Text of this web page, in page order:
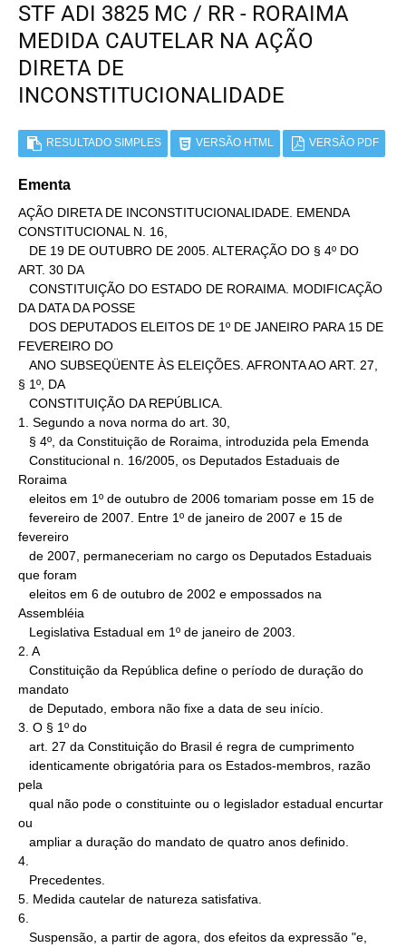
STF ADI 3825 MC / RR - RORAIMA
MEDIDA CAUTELAR NA AÇÃO
DIRETA DE
INCONSTITUCIONALIDADE
RESULTADO SIMPLES VERSÃO HTML VERSÃO PDF
Ementa
AÇÃO DIRETA DE INCONSTITUCIONALIDADE. EMENDA
CONSTITUCIONAL N. 16,
ART. 30 DA
DA DATA DA POSSE
FEVEREIRO DO
§ 1º, DA
1. Segundo a nova norma do art. 30,
Roraima
fevereiro
que foram
Assembléia
2. A
mandato
3. O § 1º do
pela
ou
4.
5. Medida cautelar de natureza satisfativa.
6.